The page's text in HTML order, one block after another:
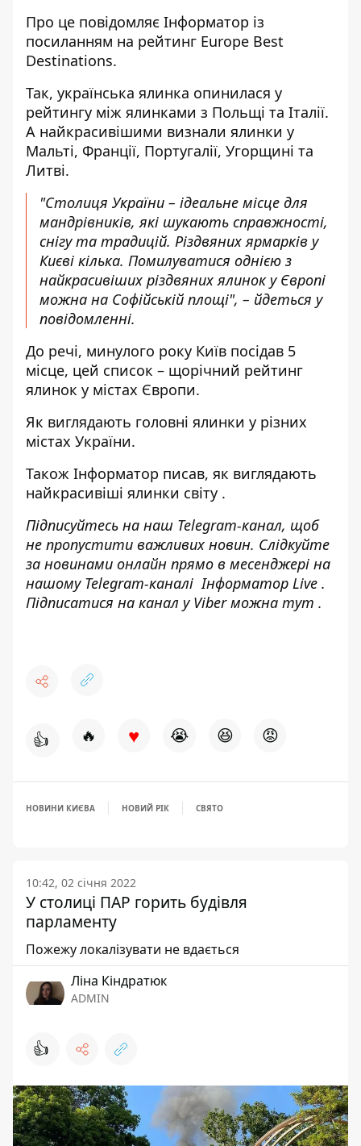
Про це повідомляє Інформатор із
посиланням на рейтинг Europe Best
Destinations.
Так, українська ялинка опинилася у
рейтингу між ялинками з Польщі та Італії.
А найкрасивішими визнали ялинки у
Мальті, Франції, Португалії, Угорщині та
Литві.
"Столиця України – ідеальне місце для
мандрівників, які шукають справжності,
снігу та традицій. Різдвяних ярмарків у
Києві кілька. Помилуватися однією з
найкрасивіших різдвяних ялинок у Європі
можна на Софійській площі", – йдеться у
повідомленні.
До речі, минулого року Київ посідав 5
місце, цей список – щорічний рейтинг
ялинок у містах Європи.
Як виглядають головні ялинки у різних
містах України.
Також Інформатор писав, як виглядають
найкрасивіші ялинки світу .
Підписуйтесь на наш Telegram-канал, щоб
не пропустити важливих новин. Слідкуйте
за новинами онлайн прямо в месенджері на
нашому Telegram-каналі Інформатор Live .
Підписатися на канал у Viber можна тут .
👍 🔥 ♥ 😭 😆 😡
НОВИНИ КИЄВА НОВИЙ РІК СВЯТО
10:42, 02 січня 2022
У столиці ПАР горить будівля
парламенту
Пожежу локалізувати не вдається
Ліна Кіндратюк
ADMIN
👍